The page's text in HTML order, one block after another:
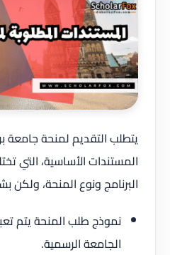
يتطلب التقديم لمنحة
المستندات الأساسية، التي
البرنامج ونوع المنحة،
نموذج طلب المنحة يتم
الجامعة الرسمية.